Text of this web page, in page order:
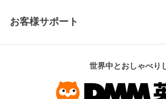
お客様サポート
世界中とおしゃべり